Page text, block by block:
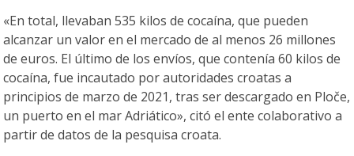
«En total, llevaban 535 kilos de cocaína, que pueden
alcanzar un valor en el mercado de al menos 26 millones
de euros. El último de los envíos, que contenía 60 kilos de
cocaína, fue incautado por autoridades croatas a
principios de marzo de 2021, tras ser descargado en Ploče,
un puerto en el mar Adriático», citó el ente colaborativo a
partir de datos de la pesquisa croata.